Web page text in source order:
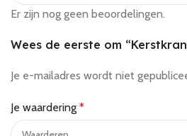
Er zijn nog geen beoordelingen.
Wees de eerste om
Je e-mailadres wordt niet
Je waardering *